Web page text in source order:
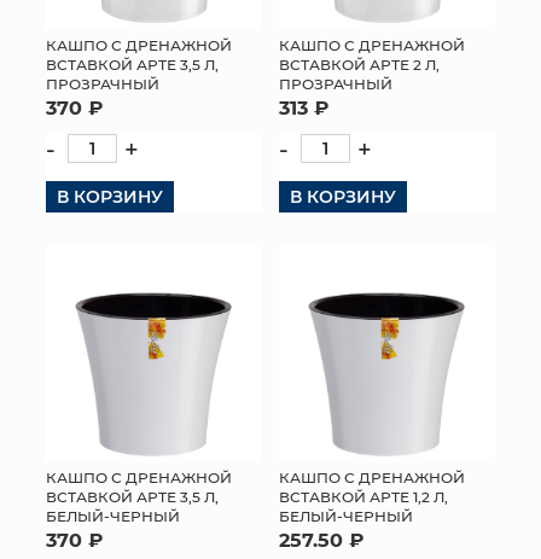
ПАКЕТЫ И СУМКИ
ПОДАРОЧНЫЕ КАРТЫ
ТОРГОВЫЙ ЦЕНТР
КАШПО С ДРЕНАЖНОЙ
ВСТАВКОЙ АРТЕ 3,5 Л,
ПРОЗРАЧНЫЙ
370 ₽
- +
В КОРЗИНУ
КАШПО С ДРЕНАЖНОЙ
ВСТАВКОЙ АРТЕ 2 Л,
ПРОЗРАЧНЫЙ
313 ₽
- +
В КОРЗИНУ
КАШПО С ДРЕНАЖНОЙ
ВСТАВКОЙ АРТЕ 3,5 Л,
БЕЛЫЙ-ЧЕРНЫЙ
370 ₽
КАШПО С ДРЕНАЖНОЙ
ВСТАВКОЙ АРТЕ 1,2 Л,
БЕЛЫЙ-ЧЕРНЫЙ
257.50 ₽